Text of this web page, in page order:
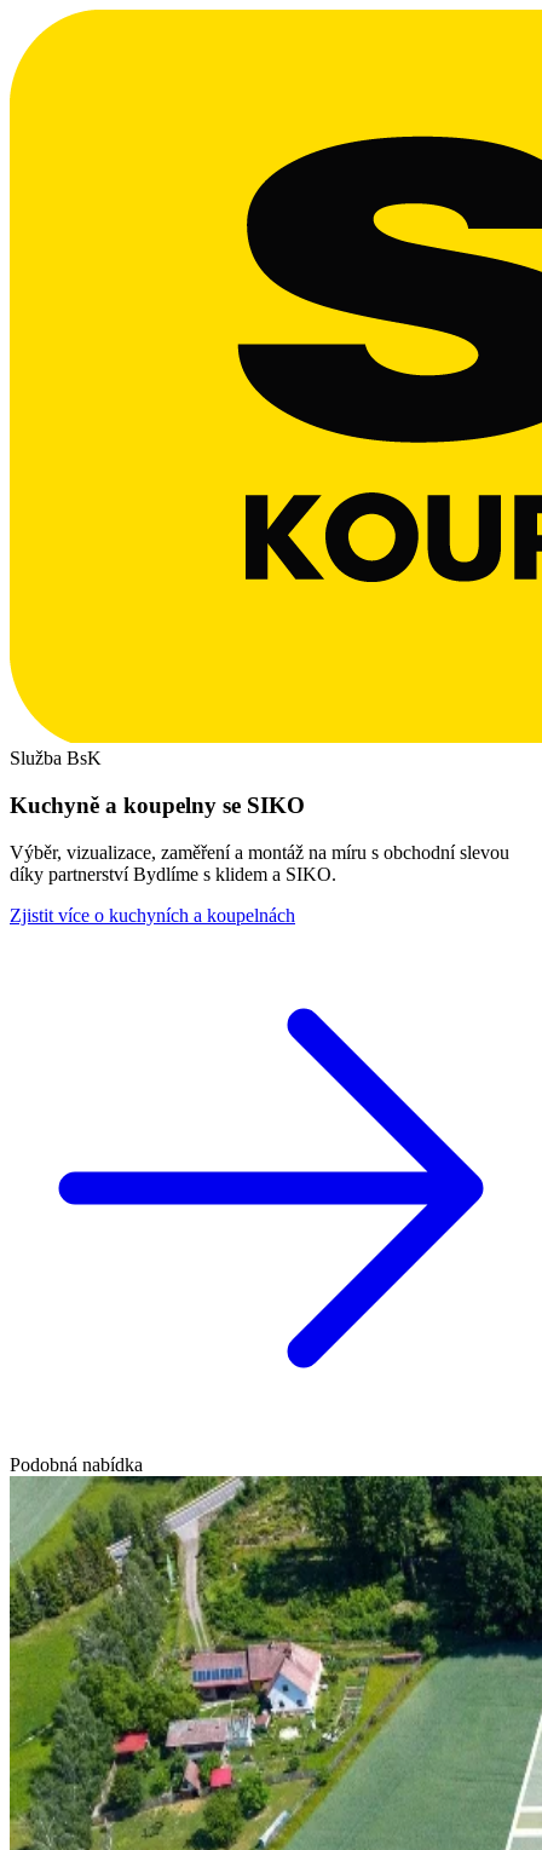
Služba BsK
Kuchyně a koupelny se SIKO
Výběr, vizualizace, zaměření a montáž na míru s obchodní slevou
díky partnerství Bydlíme s klidem a SIKO.
Zjistit více o kuchyních a koupelnách
Podobná nabídka